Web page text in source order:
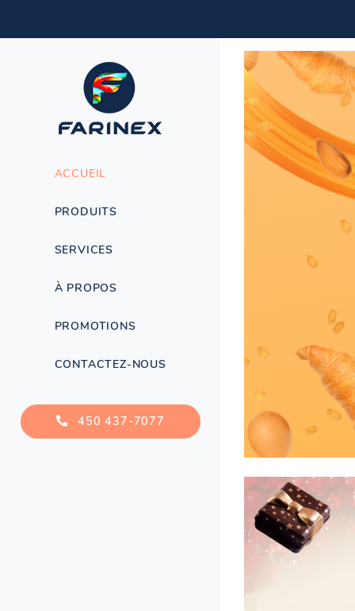
ACCUEIL
PRODUITS
SERVICES
À PROPOS
PROMOTIONS
CONTACTEZ-NOUS
450 437-7077